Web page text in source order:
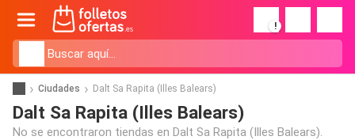
!
Ciudades Dalt Sa Rapita (Illes Balears)
Dalt Sa Rapita (Illes Balears)
No se encontraron tiendas en Dalt Sa Rapita (Illes Balears).